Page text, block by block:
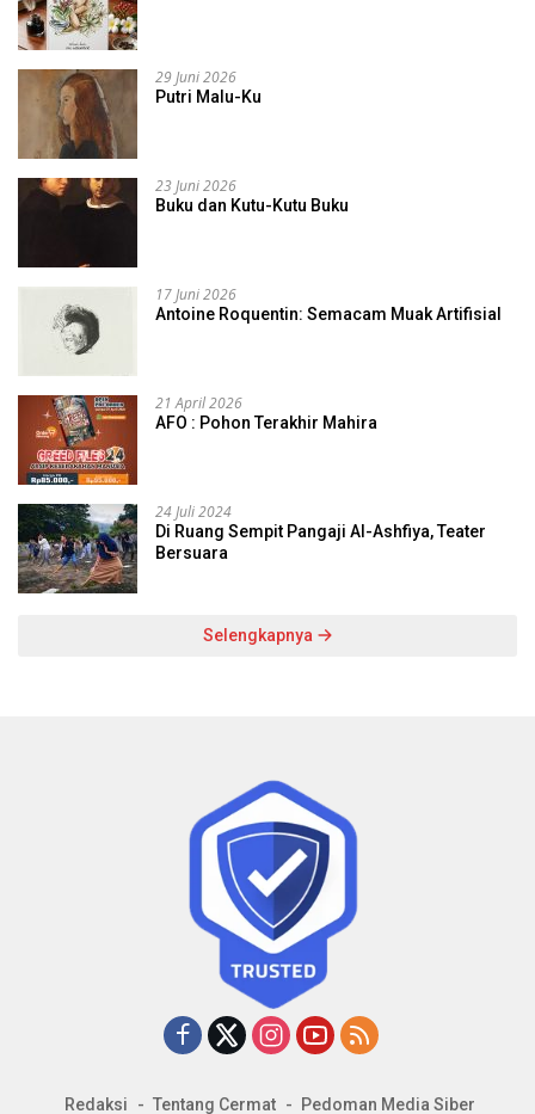
29 Juni 2026
Putri Malu-Ku
23 Juni 2026
Buku dan Kutu-Kutu Buku
17 Juni 2026
Antoine Roquentin: Semacam Muak Artifisial
21 April 2026
AFO : Pohon Terakhir Mahira
24 Juli 2024
Di Ruang Sempit Pangaji Al-Ashfiya, Teater
Bersuara
Selengkapnya
Redaksi Tentang Cermat Pedoman Media Siber